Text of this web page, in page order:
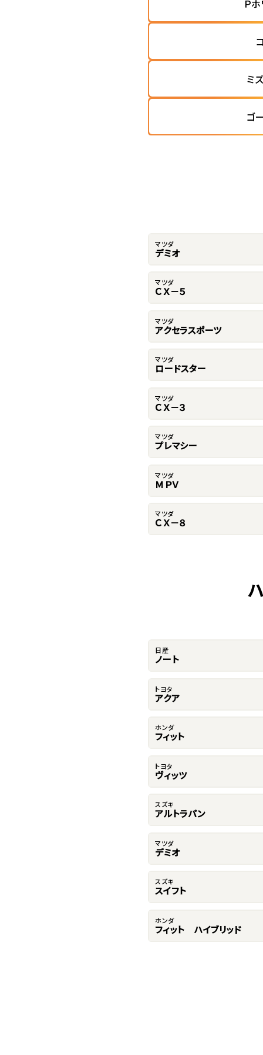
Ｐ
ミ
ゴ
マツダ
デミオ
マツダ
ＣＸ－５
マツダ
アクセラスポーツ
マツダ
ロードスター
マツダ
ＣＸ－３
マツダ
プレマシー
マツダ
ＭＰＶ
マツダ
ＣＸ－８
日産
ノート
トヨタ
アクア
ホンダ
フィット
トヨタ
ヴィッツ
スズキ
アルトラパン
マツダ
デミオ
スズキ
スイフト
ホンダ
フィット ハイブリッド